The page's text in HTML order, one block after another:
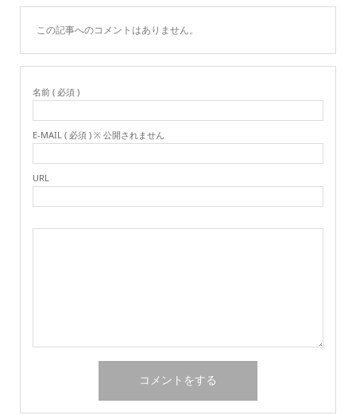
この記事へのコメントはありません。
名前 ( 必須 )
E-MAIL ( 必須 ) ※ 公開されません
URL